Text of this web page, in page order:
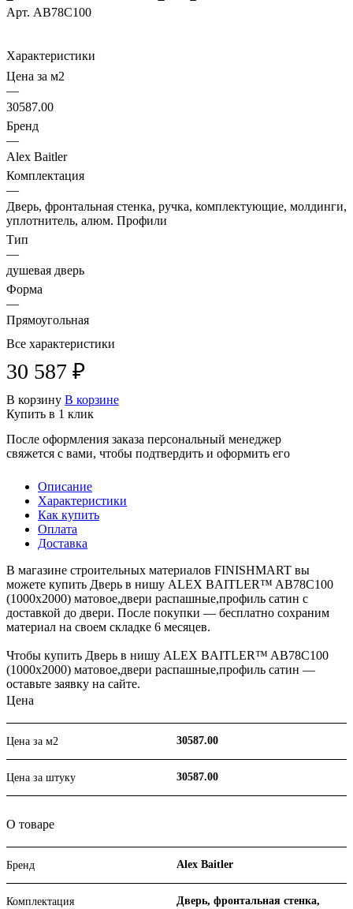
Арт. AB78С100
Характеристики
Цена за м2
—
30587.00
Бренд
—
Alex Baitler
Комплектация
—
Дверь, фронтальная стенка, ручка, комплектующие, молдинги,
уплотнитель, алюм. Профили
Тип
—
душевая дверь
Форма
—
Прямоугольная
Все характеристики
30 587 ₽
В корзину В корзине
Купить в 1 клик
После оформления заказа персональный менеджер
свяжется с вами, чтобы подтвердить и оформить его
Описание
Характеристики
Как купить
Оплата
Доставка
В магазине строительных материалов FINISHMART вы
можете купить Дверь в нишу ALEX BAITLER™ AB78С100
(1000х2000) матовое,двери распашные,профиль сатин с
доставкой до двери. После покупки — бесплатно сохраним
материал на своем складке 6 месяцев.
Чтобы купить Дверь в нишу ALEX BAITLER™ AB78С100
(1000х2000) матовое,двери распашные,профиль сатин —
оставьте заявку на сайте.
Цена
Цена за м2 30587.00
Цена за штуку 30587.00
О товаре
Бренд Alex Baitler
Комплектация
Дверь, фронтальная стенка,